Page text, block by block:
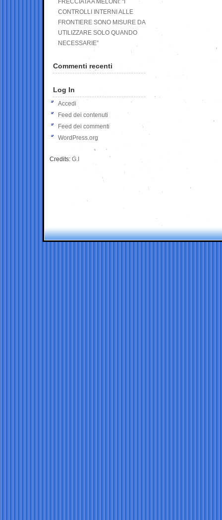
FRECCIATA A MELONI: “I
CONTROLLI INTERNI ALLE
FRONTIERE SONO MISURE DA
UTILIZZARE SOLO QUANDO
NECESSARIE”
Commenti recenti
Log In
Accedi
Feed dei contenuti
Feed dei commenti
WordPress.org
Credits: G.I